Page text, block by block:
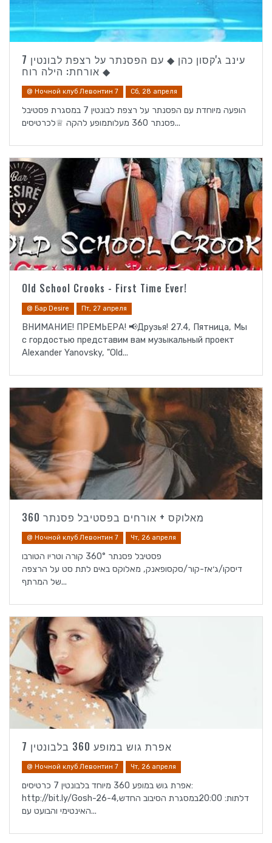
עינב ג'קסון כהן ◆ עם הפסנתר על רצפת לבונטין 7
◆ אורחת: הילה רוח
@ Ночной клуб Левонтин 7 Сб, 28 апреля
הופעה מיוחדת עם הפסנתר על רצפת לבונטין 7 במסגרת פסטיבל
פסנתר 360 מעלותמופע להקה ♕לכרטיסים...
Old School Crooks - First Time Ever!
@ Бар Desire Пт, 27 апреля
ВНИМАНИЕ! ПРЕМЬЕРА! 📢Друзья! 27.4, Пятница, Мы
с гордостью представим вам музыкальный проект
Alexander Yanovsky, "Old...
מאלוקס + אורחים בפסטיבל פסנתר 360
@ Ночной клуб Левонтин 7 Чт, 26 апреля
פסטיבל פסנתר 360° קורה וטריו הטורבו
דיסקו/ג׳אז-קור/סקסופאנק, מאלוקס באים לתת סט על הרצפה
של המרתף...
אפרת גוש במופע 360 בלבונטין 7
@ Ночной клуб Левонтин 7 Чт, 26 апреля
אפרת גוש במופע 360 מיוחד בלבונטין 7 כרטיסים:
http://bit.ly/Gosh-26-4דלתות: 20:00במסגרת הסיבוב החדש,
האינטימי והבועט עם...